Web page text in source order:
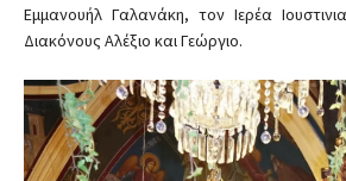
Εμμανουήλ Γαλανάκη, τον Ιερέα
Διακόνους Αλέξιο και Γεώργιο.